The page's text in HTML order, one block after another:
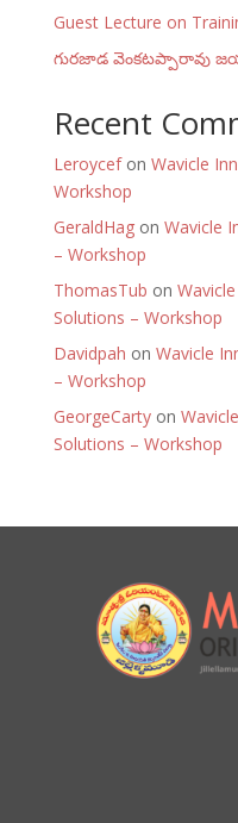
Guest Lecture on
గురజాడ వెంకటప్పారావు
Recent
Leroycefon Wavicle
Workshop
GeraldHagon Wavicle
– Workshop
ThomasTub on
Solutions – Workshop
Davidpah on Wavicle
– Workshop
GeorgeCartyon
Solutions – Workshop